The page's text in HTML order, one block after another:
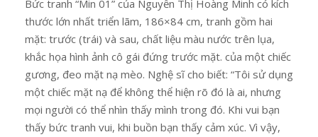
Bức tranh “Min 01” của Nguyễn Thị Hoàng Minh có kích
thước lớn nhất triển lãm, 186×84 cm, tranh gồm hai
mặt: trước (trái) và sau, chất liệu màu nước trên lụa,
khắc họa hình ảnh cô gái đứng trước mặt. của một chiếc
gương, đeo mặt nạ mèo. Nghệ sĩ cho biết: “Tôi sử dụng
một chiếc mặt nạ để không thể hiện rõ đó là ai, nhưng
mọi người có thể nhìn thấy mình trong đó. Khi vui bạn
thấy bức tranh vui, khi buồn bạn thấy cảm xúc. Vì vậy,